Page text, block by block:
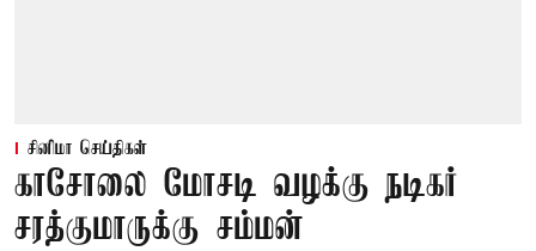
சினிமா செய்திகள்
காசோலை மோசடி வழக்கு நடிகர்
சரத்குமாருக்கு சம்மன்